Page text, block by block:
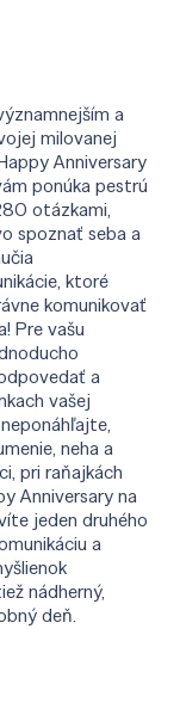
a
milovanej
Anniversary
ponúka pestrú
otázkami,
spoznať seba a
ktoré
komunikovať
Pre vašu
a
vašej
neha a
pri raňajkách
Anniversary na
jeden druhého
a
nádherný,
deň.